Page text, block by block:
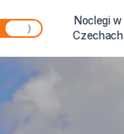
Noclegi w
Czechach